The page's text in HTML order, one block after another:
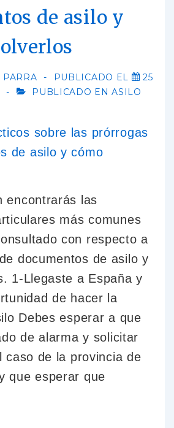
de asilo y
PUBLICADO EL
25
PUBLICADO ENASILO
encontrarás las
más comunes
con respecto a
documentos de asilo y
1-Llegaste a España y
de hacer la
Debes esperar a que
de alarma y solicitar
caso de la provincia de
que esperar que